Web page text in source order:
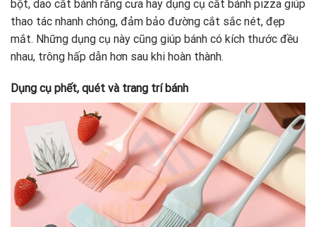
bột, dao cắt bánh răng cưa hay dụng cụ cắt bánh pizza giúp
thao tác nhanh chóng, đảm bảo đường cắt sắc nét, đẹp
mắt. Những dụng cụ này cũng giúp bánh có kích thước đều
nhau, trông hấp dẫn hơn sau khi hoàn thành.
Dụng cụ phết, quét và trang trí bánh